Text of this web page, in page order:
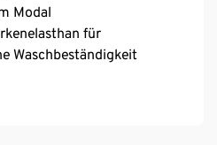
Modal
für
Waschbeständigkeit